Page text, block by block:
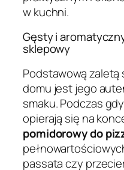
w kuchni.
Gęsty i
sklepowy
Podstawową
domu jest jego
smaku. Podczas
opierają się na
pomidorowy do
passata czy